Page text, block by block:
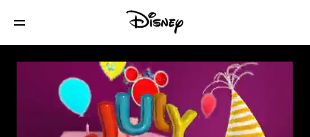
สมุดอวยพรวันเกิดดิสนีย์ประจำเดือนกรกฎาคม
2562 อัลบั้ม 3